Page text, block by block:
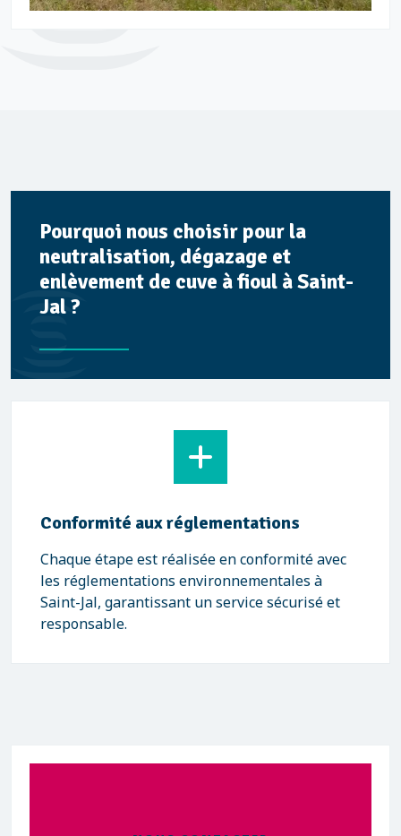
Pourquoi nous choisir pour la
neutralisation, dégazage et
enlèvement de cuve à fioul à Saint-
Jal ?
Conformité aux réglementations
Chaque étape est réalisée en conformité avec
les réglementations environnementales à
Saint-Jal, garantissant un service sécurisé et
responsable.